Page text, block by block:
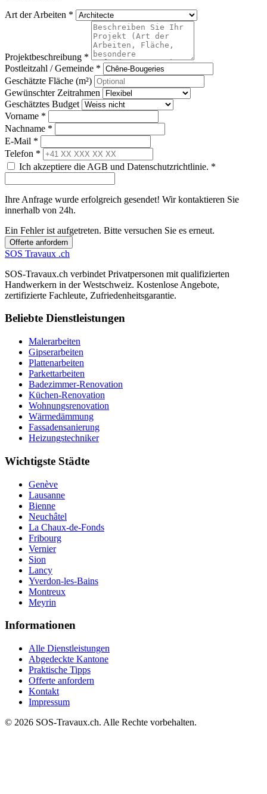
Art der Arbeiten *
Projektbeschreibung *
Postleitzahl / Gemeinde *
Geschätzte Fläche (m²)
Gewünschter Zeitrahmen
Geschätztes Budget
Vorname *
Nachname *
E-Mail *
Telefon *
Ich akzeptiere die AGB und Datenschutzrichtlinie. *
Ihre Anfrage wurde erfolgreich gesendet! Wir kontaktieren Sie
innerhalb von 24h.
Ein Fehler ist aufgetreten. Bitte versuchen Sie es erneut.
Offerte anfordern
SOS Travaux .ch
SOS-Travaux.ch verbindet Privatpersonen mit qualifizierten
Handwerkern in der Westschweiz. Kostenlose Angebote,
zertifizierte Fachleute, Zufriedenheitsgarantie.
Beliebte Dienstleistungen
Malerarbeiten
Gipserarbeiten
Plattenarbeiten
Parkettarbeiten
Badezimmer-Renovation
Küchen-Renovation
Wohnungsrenovation
Wärmedämmung
Fassadensanierung
Heizungstechniker
Wichtigste Städte
Genève
Lausanne
Bienne
Neuchâtel
La Chaux-de-Fonds
Fribourg
Vernier
Sion
Lancy
Yverdon-les-Bains
Montreux
Meyrin
Informationen
Alle Dienstleistungen
Abgedeckte Kantone
Praktische Tipps
Offerte anfordern
Kontakt
Impressum
© 2026 SOS-Travaux.ch. Alle Rechte vorbehalten.